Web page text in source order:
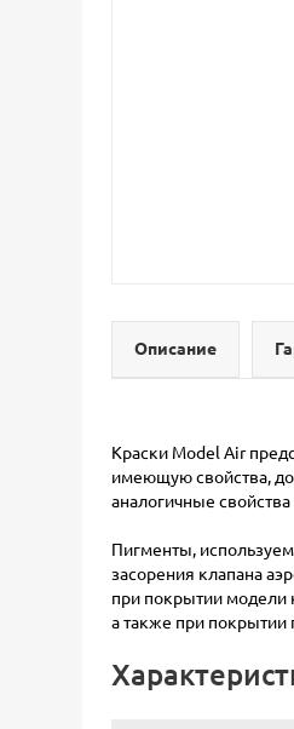
Описание
Краски Model Air
имеющую свойства,
аналогичные
Пигменты,
засорения клапана
при покрытии модели
а также при покрытии